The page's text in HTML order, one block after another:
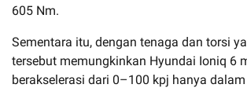
605 Nm.
Sementara itu, dengan tenaga dan torsi
tersebut memungkinkan Hyundai Ioniq 6
berakselerasi dari 0–100 kpj hanya